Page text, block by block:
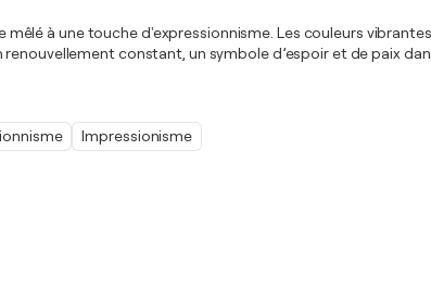
à une touche d'expressionnisme. Les couleurs
constant, un symbole d’espoir et de paix
Impressionisme